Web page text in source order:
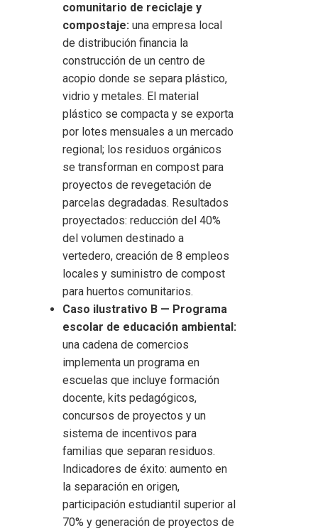
comunitario de reciclaje y
compostaje: una empresa local
de distribución financia la
construcción de un centro de
acopio donde se separa plástico,
vidrio y metales. El material
plástico se compacta y se exporta
por lotes mensuales a un mercado
regional; los residuos orgánicos
se transforman en compost para
proyectos de revegetación de
parcelas degradadas. Resultados
proyectados: reducción del 40%
del volumen destinado a
vertedero, creación de 8 empleos
locales y suministro de compost
para huertos comunitarios.
Caso ilustrativo B — Programa
escolar de educación ambiental:
una cadena de comercios
implementa un programa en
escuelas que incluye formación
docente, kits pedagógicos,
concursos de proyectos y un
sistema de incentivos para
familias que separan residuos.
Indicadores de éxito: aumento en
la separación en origen,
participación estudiantil superior al
70% y generación de proyectos de